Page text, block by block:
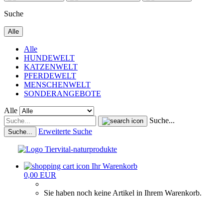
Suche
Alle
Alle
HUNDEWELT
KATZENWELT
PFERDEWELT
MENSCHENWELT
SONDERANGEBOTE
Alle
Suche...
Suche... Erweiterte Suche
Ihr Warenkorb
0,00 EUR
Sie haben noch keine Artikel in Ihrem Warenkorb.